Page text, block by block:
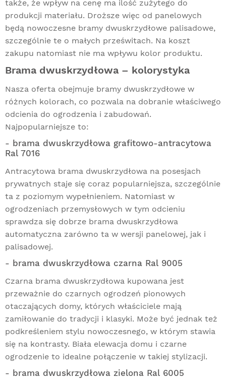
także, że wpływ na cenę ma ilość zużytego do
produkcji materiału. Droższe więc od panelowych
będą nowoczesne bramy dwuskrzydłowe palisadowe,
szczególnie te o małych prześwitach. Na koszt
zakupu natomiast nie ma wpływu kolor produktu.
Brama dwuskrzydłowa – kolorystyka
Nasza oferta obejmuje bramy dwuskrzydłowe w
różnych kolorach, co pozwala na dobranie właściwego
odcienia do ogrodzenia i zabudowań.
Najpopularniejsze to:
- brama dwuskrzydłowa grafitowo-antracytowa
Ral 7016
Antracytowa brama dwuskrzydłowa na posesjach
prywatnych staje się coraz popularniejsza, szczególnie
ta z poziomym wypełnieniem. Natomiast w
ogrodzeniach przemysłowych w tym odcieniu
sprawdza się dobrze brama dwuskrzydłowa
automatyczna zarówno ta w wersji panelowej, jak i
palisadowej.
- brama dwuskrzydłowa czarna Ral 9005
Czarna brama dwuskrzydłowa kupowana jest
przeważnie do czarnych ogrodzeń pionowych
otaczających domy, których właściciele mają
zamiłowanie do tradycji i klasyki. Może być jednak też
podkreśleniem stylu nowoczesnego, w którym stawia
się na kontrasty. Biała elewacja domu i czarne
ogrodzenie to idealne połączenie w takiej stylizacji.
- brama dwuskrzydłowa zielona Ral 6005